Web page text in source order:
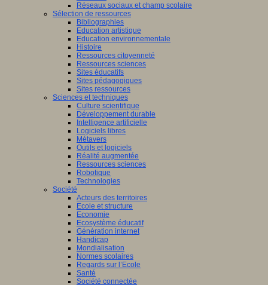
Réseaux sociaux et champ scolaire
Sélection de ressources
Bibliographies
Education artistique
Education environnementale
Histoire
Ressources citoyenneté
Ressources sciences
Sites éducatifs
Sites pédagogiques
Sites ressources
Sciences et techniques
Culture scientifique
Développement durable
Intelligence artificielle
Logiciels libres
Métavers
Outils et logiciels
Réalité augmentée
Ressources sciences
Robotique
Technologies
Société
Acteurs des territoires
Ecole et structure
Economie
Ecosystème éducatif
Génération internet
Handicap
Mondialisation
Normes scolaires
Regards sur l’Ecole
Santé
Société connectée